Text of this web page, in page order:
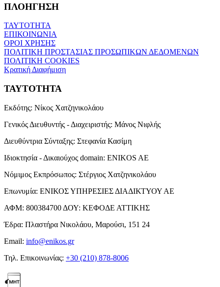
ΠΛΟΗΓΗΣΗ
ΤΑΥΤΟΤΗΤΑ
ΕΠΙΚΟΙΝΩΝΙΑ
ΟΡΟΙ ΧΡΗΣΗΣ
ΠΟΛΙΤΙΚΗ ΠΡΟΣΤΑΣΙΑΣ ΠΡΟΣΩΠΙΚΩΝ ΔΕΔΟΜΕΝΩΝ
ΠΟΛΙΤΙΚΗ COOKIES
Κρατική Διαφήμιση
ΤΑΥΤΟΤΗΤΑ
Εκδότης: Νίκος Χατζηνικολάου
Γενικός Διευθυντής - Διαχειριστής: Μάνος Νιφλής
Διευθύντρια Σύνταξης: Στεφανία Κασίμη
Ιδιοκτησία - Δικαιούχος domain: ENIKOS AE
Νόμιμος Εκπρόσωπος: Στέργιος Χατζηνικολάου
Επωνυμία: ΕΝΙΚΟΣ ΥΠΗΡΕΣΙΕΣ ΔΙΑΔΙΚΤΥΟΥ ΑΕ
ΑΦΜ: 800384700 ΔΟΥ: ΚΕΦΟΔΕ ΑΤΤΙΚΗΣ
Έδρα: Πλαστήρα Νικολάου, Μαρούσι, 151 24
Email: info@enikos.gr
Τηλ. Επικοινωνίας: +30 (210) 878-8006